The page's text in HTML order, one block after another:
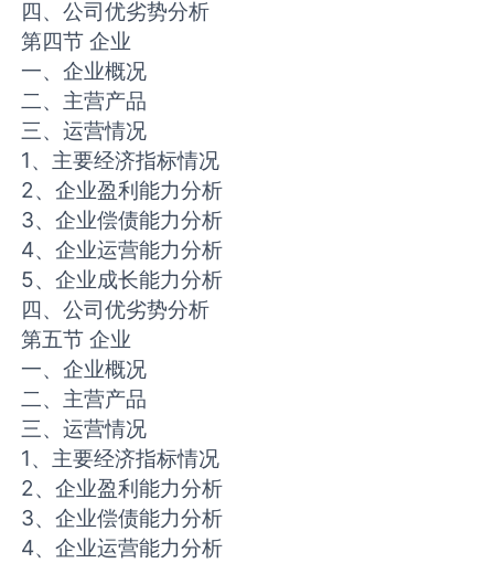
四、公司优劣势分析
第四节 企业
一、企业概况
二、主营产品
三、运营情况
1、主要经济指标情况
2、企业盈利能力分析
3、企业偿债能力分析
4、企业运营能力分析
5、企业成长能力分析
四、公司优劣势分析
第五节 企业
一、企业概况
二、主营产品
三、运营情况
1、主要经济指标情况
2、企业盈利能力分析
3、企业偿债能力分析
4、企业运营能力分析